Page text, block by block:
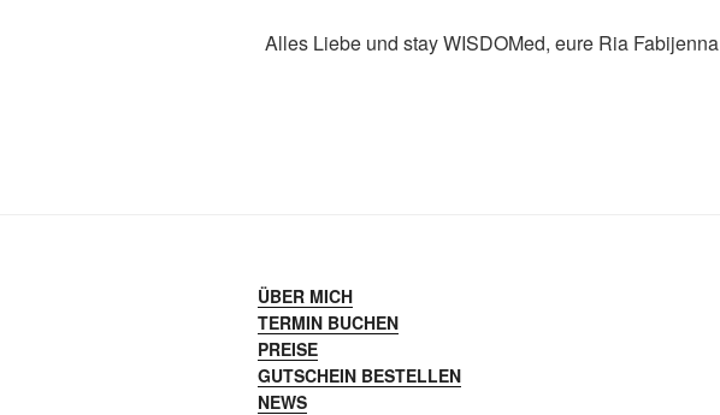
Alles Liebe und stay WISDOMed, eure Ria Fabijenna
ÜBER MICH
TERMIN BUCHEN
PREISE
GUTSCHEIN BESTELLEN
NEWS